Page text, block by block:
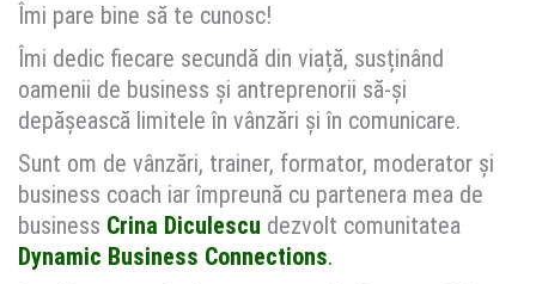
Îmi pare bine să te cunosc!
Îmi dedic fiecare secundă din viață, susținând
oamenii de business și antreprenorii să-și
depășească limitele în vânzări și în comunicare.
Sunt om de vânzări, trainer, formator, moderator și
business coach iar împreună cu partenera mea de
business Crina Diculescu dezvolt comunitatea
Dynamic Business Connections.